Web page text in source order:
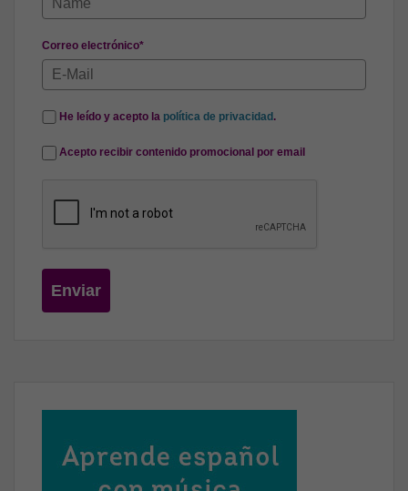
Correo electrónico*
He leído y acepto la política de privacidad .
Acepto recibir contenido promocional por email
Enviar